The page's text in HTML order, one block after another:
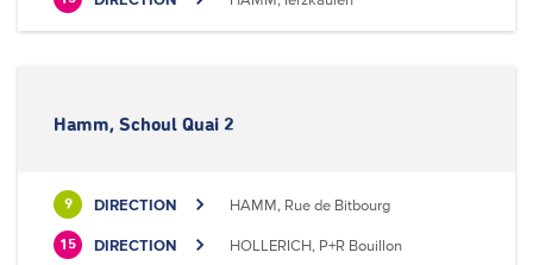
Hamm, Schoul Quai 2
9 DIRECTION HAMM, Rue de Bitbourg
15 DIRECTION HOLLERICH, P+R Bouillon